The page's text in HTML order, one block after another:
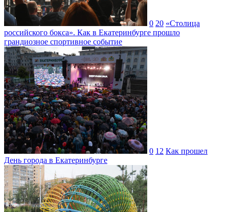
0 20 «Столица
российского бокса». Как в Екатеринбурге прошло
грандиозное спортивное событие
0 12 Как прошел
День города в Екатеринбурге